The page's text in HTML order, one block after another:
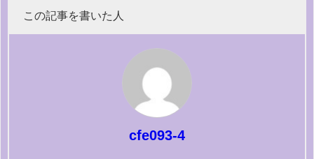
この記事を書いた人
cfe093-4